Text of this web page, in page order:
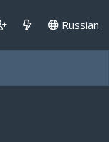
Russian